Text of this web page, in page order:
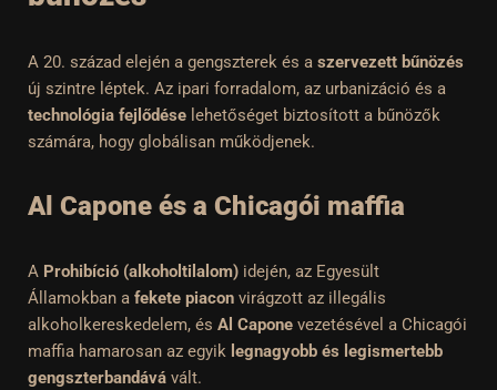
A 20. század elején a gengszterek és a szervezett bűnözés
új szintre léptek. Az ipari forradalom, az urbanizáció és a
technológia fejlődése lehetőséget biztosított a bűnözők
számára, hogy globálisan működjenek.
Al Capone és a Chicagói maffia
A Prohibíció (alkoholtilalom) idején, az Egyesült
Államokban a fekete piacon virágzott az illegális
alkoholkereskedelem, és Al Capone vezetésével a Chicagói
maffia hamarosan az egyik legnagyobb és legismertebb
gengszterbandává vált.